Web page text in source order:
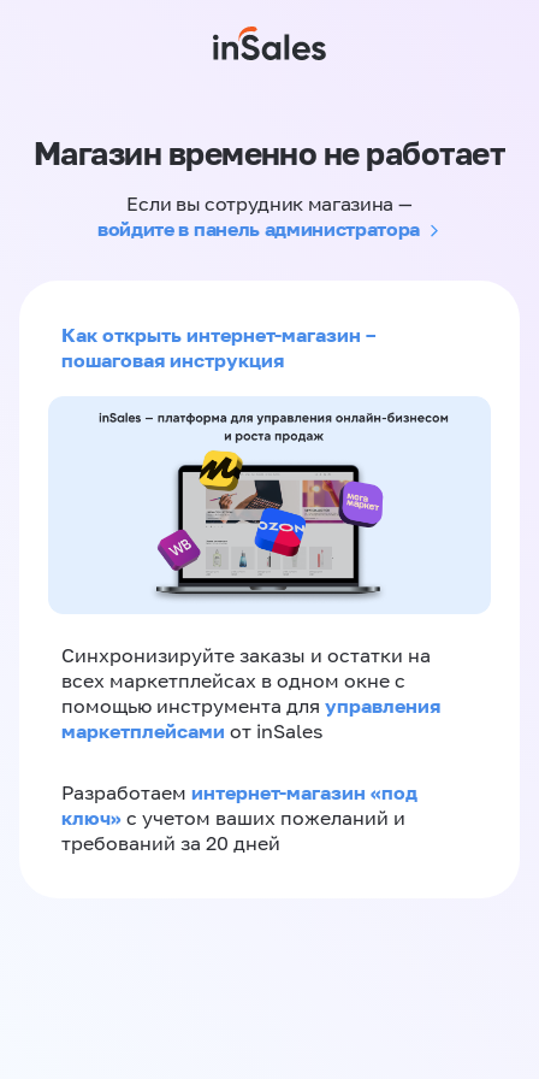
Магазин временно не работает
Если вы сотрудник магазина —
войдите в панель администратора
Как открыть интернет-магазин –
пошаговая инструкция
Синхронизируйте заказы и остатки на
всех маркетплейсах в одном окне с
помощью инструмента для управления
маркетплейсами от inSales
Разработаем интернет-магазин «‎под
ключ»‎ с учетом ваших пожеланий и
требований за 20 дней